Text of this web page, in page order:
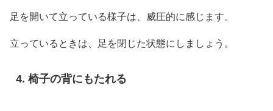
足を開いて立っている様子は、威圧的に感じます。
立っているときは、足を閉じた状態にしましょう。
椅子の背にもたれる